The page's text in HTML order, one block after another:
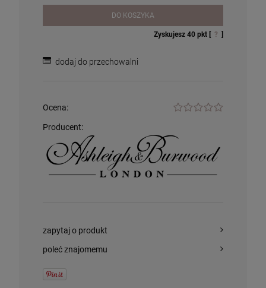
Lolita Lempicka
DO KOSZYKA
Zyskujesz 40 pkt [ ? ]
dodaj do przechowalni
Ocena:
Producent:
zapytaj o produkt
poleć znajomemu